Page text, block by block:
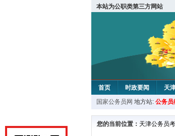
本站为公职类第三方网站
首页 时政要闻 天
教材中心
国家公务员网 地方站: 公务员
您的当前位置： 天津公务员